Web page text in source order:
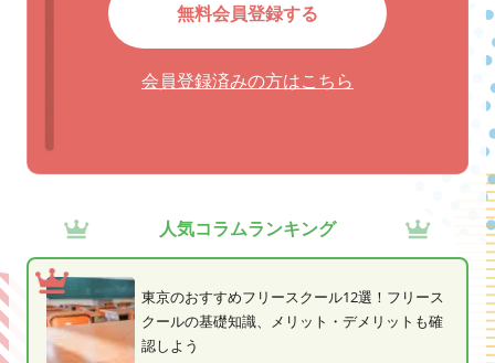
無料会員登録する
会員登録済みの方はこちら
人気コラムランキング
東京のおすすめフリースクール12選！フリース
クールの基礎知識、メリット・デメリットも確
認しよう